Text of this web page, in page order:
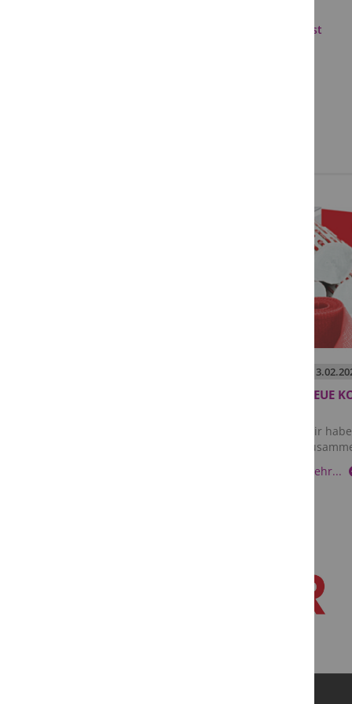
Cellona Shoecast
13.02.
NEUE
Wir
Mehr...